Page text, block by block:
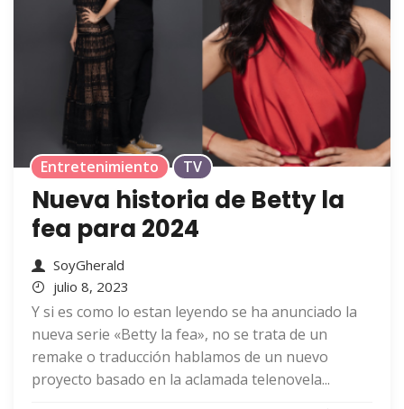
Entretenimiento TV
Nueva historia de Betty la
fea para 2024
SoyGherald
julio 8, 2023
Y si es como lo estan leyendo se ha anunciado la
nueva serie «Betty la fea», no se trata de un
remake o traducción hablamos de un nuevo
proyecto basado en la aclamada telenovela...